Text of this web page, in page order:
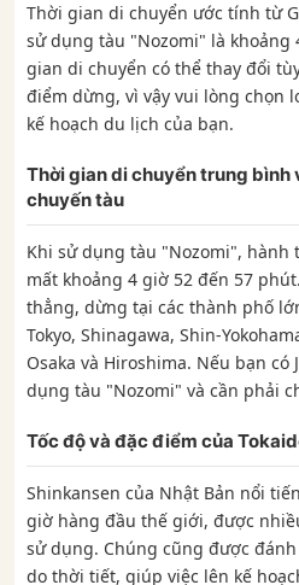
Thời gian di chuyển ước tính từ
sử dụng tàu "Nozomi" là khoảng
gian di chuyển có thể thay đổi
điểm dừng, vì vậy vui lòng chọn
kế hoạch du lịch của bạn.
Thời gian di chuyển trung
chuyến tàu
Khi sử dụng tàu "Nozomi", hành
mất khoảng 4 giờ 52 đến 57
thẳng, dừng tại các thành phố
Tokyo, Shinagawa, Shin-
Osaka và Hiroshima. Nếu bạn có
dụng tàu "Nozomi" và cần phải
Tốc độ và đặc điểm của
Shinkansen của Nhật Bản nổi
giờ hàng đầu thế giới, được
sử dụng. Chúng cũng được
do thời tiết, giúp việc lên kế